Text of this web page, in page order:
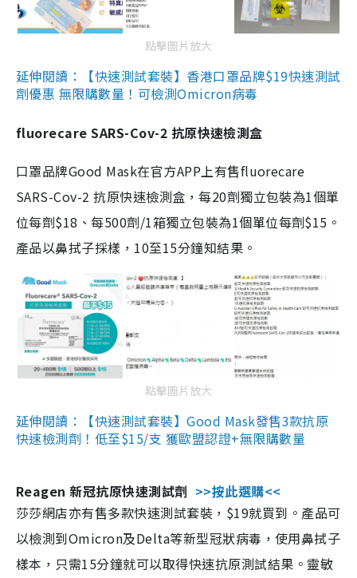
點擊圖片放大
延伸閱讀：【快速測試套裝】香港口罩品牌$19快速測試
劑優惠 無限購數量！可檢測Omicron病毒
fluorecare SARS-Cov-2 抗原快速檢測盒
口罩品牌Good Mask在官方APP上有售fluorecare
SARS-Cov-2 抗原快速檢測盒，每20劑獨立包裝為1個單
位每劑$18、每500劑/1箱獨立包裝為1個單位每劑$15。
產品以鼻拭子採樣，10至15分鐘知結果。
點擊圖片放大
延伸閱讀：【快速測試套裝】Good Mask發售3款抗原
快速檢測劑！低至$15/支 獲歐盟認證+無限購數量
Reagen 新冠抗原快速測試劑 >>按此選購<<
莎莎網店亦有售多款快速測試套裝，$19就買到。產品可
以檢測到Omicron及Delta等新型冠狀病毒，使用鼻拭子
樣本，只需15分鐘就可以取得快速抗原測試結果。靈敏